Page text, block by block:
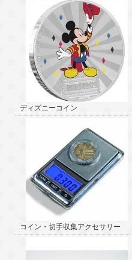
ディズニーコイン
コイン・切手収集アクセサリー